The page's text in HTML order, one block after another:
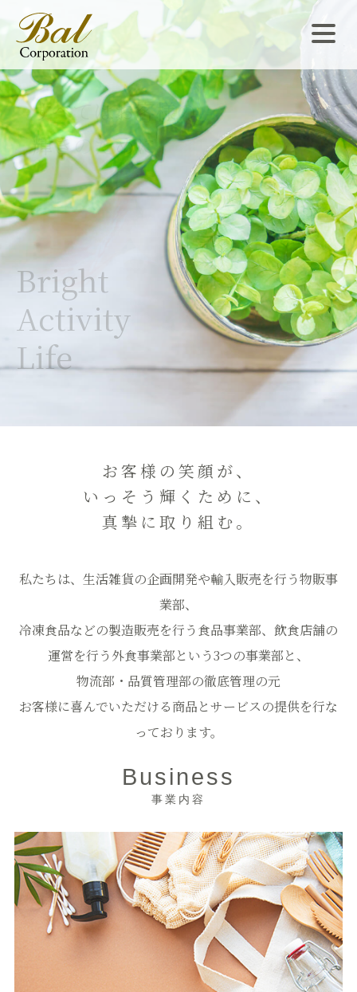
Bright
Activity
Life
すべてはお客様の
輝きのために
Bright
Activity
Life
輝きのために
お客様の笑顔が、
いっそう輝くために、
真摯に取り組む。
私たちは、生活雑貨の企画開発や輸入販売を行う物販事
業部、
冷凍食品などの製造販売を行う食品事業部、飲食店舗の
運営を行う外食事業部という3つの事業部と、
物流部・品質管理部の徹底管理の元
お客様に喜んでいただける商品とサービスの提供を行な
っております。
Business
事業内容